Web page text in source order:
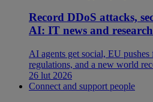
Record DDoS attacks,
AI: IT news and
AI agents get social, EU
regulations, and a new world
26 lut 2026
Connect and support people